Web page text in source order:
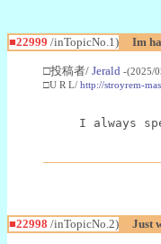
■22999 /inTopicNo.1) Im
□投稿者/ Jerald -(2025/
□U R L/ http://stroyrem-
I always
■22998 /inTopicNo.2) Just